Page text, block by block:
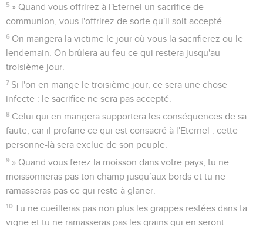
5 » Quand vous offrirez à l'Eternel un sacrifice de
communion, vous l'offrirez de sorte qu'il soit accepté.
6 On mangera la victime le jour où vous la sacrifierez ou le
lendemain. On brûlera au feu ce qui restera jusqu'au
troisième jour.
7 Si l'on en mange le troisième jour, ce sera une chose
infecte : le sacrifice ne sera pas accepté.
8 Celui qui en mangera supportera les conséquences de sa
faute, car il profane ce qui est consacré à l'Eternel : cette
personne-là sera exclue de son peuple.
9 » Quand vous ferez la moisson dans votre pays, tu ne
moissonneras pas ton champ jusqu’aux bords et tu ne
ramasseras pas ce qui reste à glaner.
10 Tu ne cueilleras pas non plus les grappes restées dans ta
vigne et tu ne ramasseras pas les grains qui en seront